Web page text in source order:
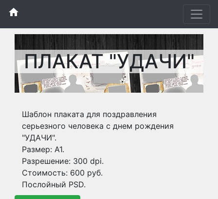
home
ПЛАКАТ "УДАЧИ"
Шаблон плаката для поздравления
серьезного человека с днем рождения
"УДАЧИ".
Размер: А1.
Разрешение: 300 dpi.
Стоимость: 600 руб.
Послойный PSD.